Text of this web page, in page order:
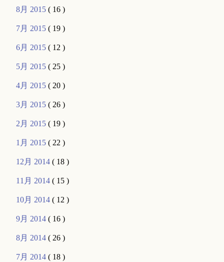
8月 2015( 16 )
7月 2015( 19 )
6月 2015( 12 )
5月 2015( 25 )
4月 2015( 20 )
3月 2015( 26 )
2月 2015( 19 )
1月 2015( 22 )
12月 2014( 18 )
11月 2014( 15 )
10月 2014( 12 )
9月 2014( 16 )
8月 2014( 26 )
7月 2014( 18 )